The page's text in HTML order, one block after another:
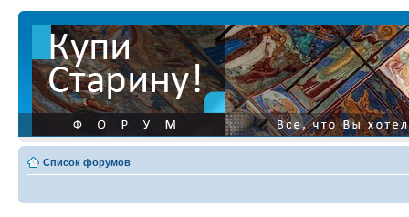
Список форумов